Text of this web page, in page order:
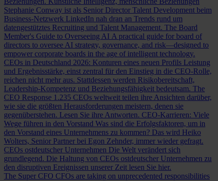
Stephanie Conway ist als Senior Director Talent Development beim
Business-Netzwerk LinkedIn nah dran an Trends rund um
datengestütztes Recruiting und Talent Management. The Board
Member's Guide to Overseeing AI A practical guide for board of
directors to oversee AI strategy, governance, and risk—designed to
empower corporate boards in the age of intelligent technology.
CEOs in Deutschland 2026: Konturen eines neuen Profils Leistung
und Ergebnisstärke, einst zentral für den Einstieg in die CEO-Rolle,
reichen nicht mehr aus. Stattdessen werden Risikobereitschaft,
Leadership-Kompetenz und Beziehungsfähigkeit bedeutsam. The
CEO Response 1.235 CEOs weltweit teilen ihre Ansichten darüber,
wie sie die größten Herausforderungen meistern, denen sie
gegenüberstehen. Lesen Sie ihre Antworten. CEO-Karrieren: Viele
Wege führen in den Vorstand Was sind die Erfolgsfaktoren, um in
den Vorstand eines Unternehmens zu kommen? Das wird Heiko
Wolters, Senior Partner bei Egon Zehnder, immer wieder gefragt.
CEOs ostdeutscher Unternehmen Die Welt verändert sich
grundlegend. Die Haltung von CEOs ostdeutscher Unternehmen zu
den disruptiven Ereignissen unserer Zeit lesen Sie hier.
The Super CFO CFOs are taking on unprecedented responsibilities